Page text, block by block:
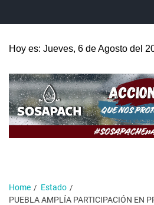
Hoy es: Jueves, 6 de Agosto del
Home
Estado
PUEBLA AMPLÍA PARTICIPACIÓN EN